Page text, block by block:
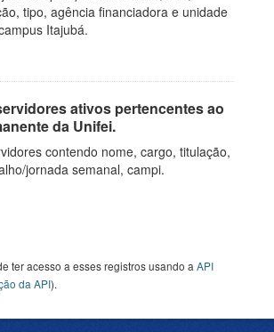
tipo, agência financiadora e unidade
Itajubá.
ativos pertencentes ao
da Unifei.
contendo nome, cargo, titulação,
jornada semanal, campi.
ter acesso a esses registros usando a API
da API).